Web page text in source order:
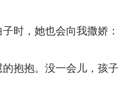
时，她也会向我撒娇：
抱抱。没一会儿，孩子